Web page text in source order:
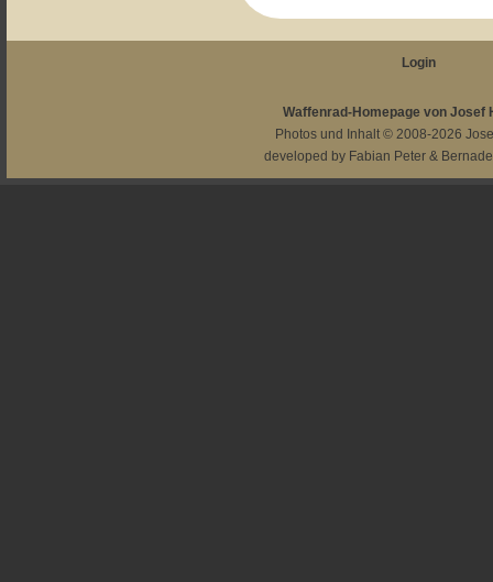
Login
Waffenrad-Homepage von Josef
Photos und Inhalt © 2008-2026
developed by Fabian Peter &